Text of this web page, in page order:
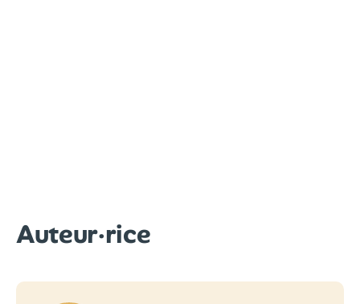
Auteur·rice